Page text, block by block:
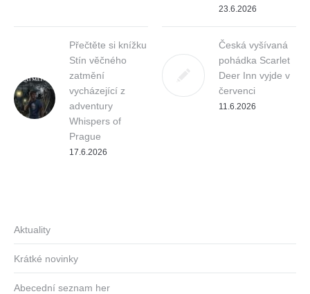
23.6.2026
Přečtěte si knížku
Stín věčného
zatmění
vycházející z
adventury
Whispers of
Prague
17.6.2026
Česká vyšívaná
pohádka Scarlet
Deer Inn vyjde v
červenci
11.6.2026
Aktuality
Krátké novinky
Abecední seznam her